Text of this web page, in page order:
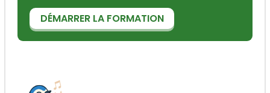
DÉMARRER LA FORMATION